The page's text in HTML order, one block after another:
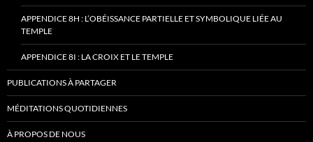
APPENDICE 8H : L’OBÉISSANCE PARTIELLE ET SYMBOLIQUE LIÉE AU
TEMPLE
APPENDICE 8I : LA CROIX ET LE TEMPLE
PUBLICATIONS À PARTAGER
MÉDITATIONS QUOTIDIENNES
À PROPOS DE NOUS